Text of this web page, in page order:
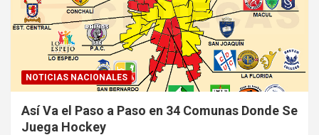
NOTICIAS NACIONALES
Así Va el Paso a Paso en 34 Comunas Donde Se
Juega Hockey